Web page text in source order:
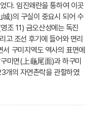
다. 임진왜란을 통하여 이곳
)의 구실이 중요시 되어 수
조 11) 금오산성에는 독진
고 조선 후기에 들어와 면리
구미지역도 역사의 표면에
미면(上龜尾面)과 하구미
의 자연촌락을 관할하였